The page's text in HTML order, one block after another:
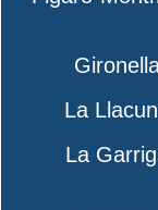
La
La